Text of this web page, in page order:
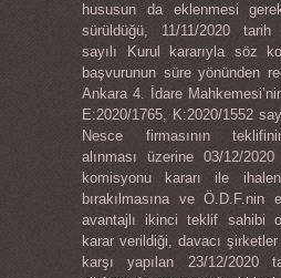
hususun da eklenmesi
sürüldüğü, 11/11/2020 tarih
sayılı Kurul kararıyla söz
başvurunun süre yönünden
Ankara 4. İdare
E:2020/1765, K:2020/1552
Nesce firmasının
alınması üzerine 03/12/
komisyonu kararı ile
bırakılmasına ve Ö.D.F.nin
avantajlı ikinci teklif sahibi
karar verildiği, davacı
karşı yapılan 23/12/2020